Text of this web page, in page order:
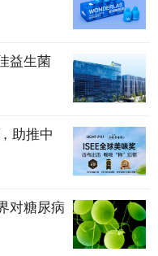
益生菌
助推中
对糖尿病